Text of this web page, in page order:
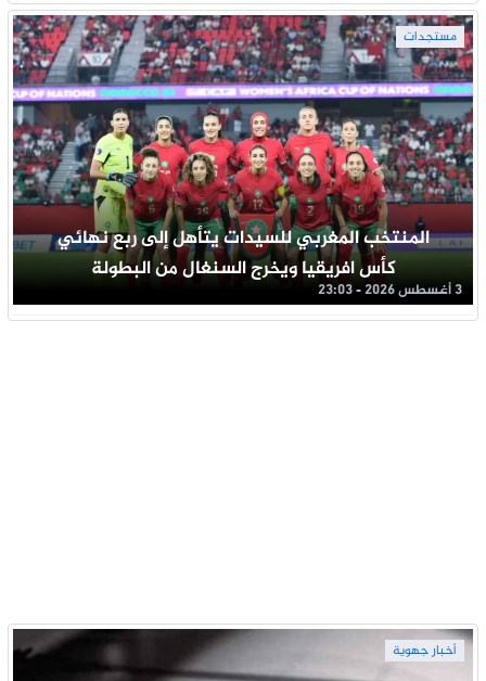
مستجدات
المنتخب المغربي للسيدات يتأهل إلى ربع نهائي
كأس افريقيا ويخرج السنغال من البطولة
3 أغسطس 2026 - 23:03
أخبار جهوية